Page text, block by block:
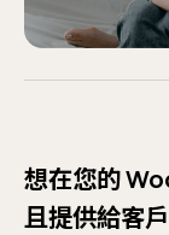
My
想在您的
且提供給客